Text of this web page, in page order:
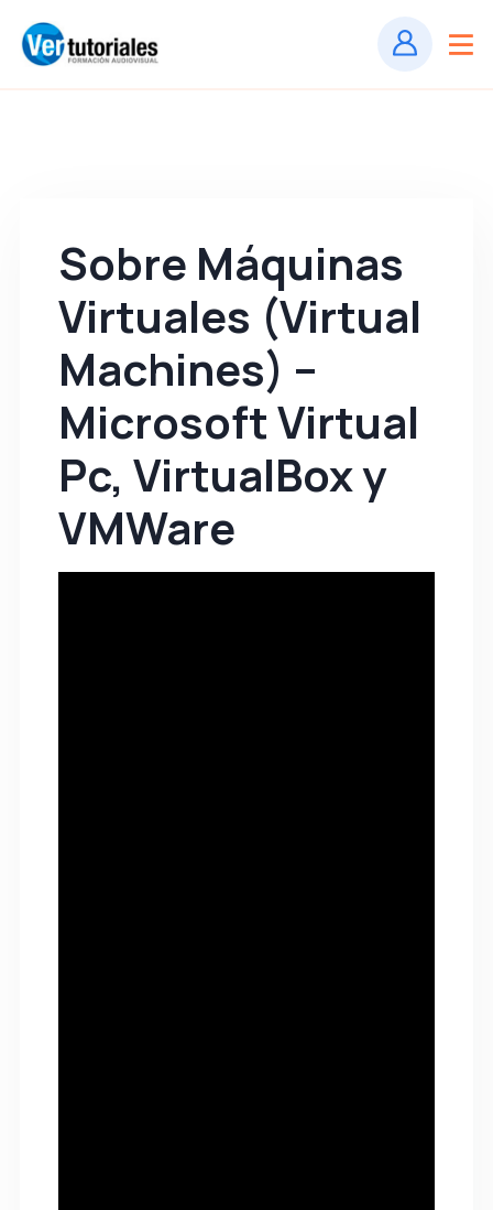
Sobre Máquinas
Virtuales (Virtual
Machines) –
Microsoft Virtual
Pc, VirtualBox y
VMWare